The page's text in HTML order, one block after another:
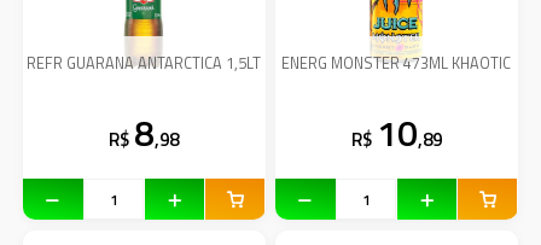
REFR GUARANA ANTARCTICA 1,5LT
R$ 8,98
ENERG MONSTER 473ML KHAOTIC
R$ 10,89